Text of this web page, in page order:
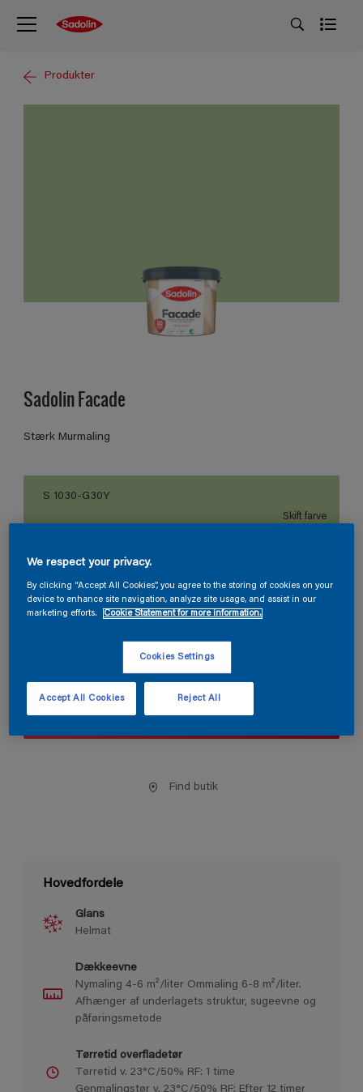
Produkter
Sadolin Facade
Stærk Murmaling
S 1030-G30Y
Skift farve
Størrelse
2.5 9L
Find butik
Hovedfordele
Glans
Helmat
Dækkeevne
Nymaling 4-6 m²/liter Ommaling 6-8 m²/liter.
Afhænger af underlagets struktur, sugeevne og
påføringsmetode
Tørretid overfladetør
Tørretid v. 23°C/50% RF: 1 time
Genmalingstør v. 23°C/50% RF: Efter 12 timer
We respect your privacy.
By clicking “Accept All Cookies”, you agree to the storing of cookies on your
device to enhance site navigation, analyze site usage, and assist in our
marketing efforts.
Cookie Statement for more information.
Cookies Settings
Reject All
Accept All Cookies